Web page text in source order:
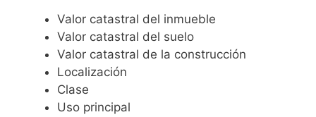
Valor catastral del inmueble
Valor catastral del suelo
Valor catastral de la construcción
Localización
Clase
Uso principal